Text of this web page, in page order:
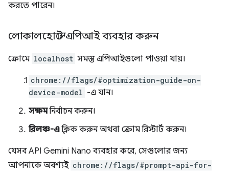
করতে পারেন।
লোকালহোস্টে এপিআই ব্যবহার করুন
ক্রোমে localhost সমস্ত এপিআইগুলো পাওয়া যায়।
chrome://flags/#optimization-guide-on-
device-model -এ যান।
সক্ষমনির্বাচন করুন।
রিলঞ্চ-এক্লিক করুন অথবা ক্রোম রিস্টার্ট করুন।
যেসব API Gemini Nano ব্যবহার করে, সেগুলোর জন্য
আপনাকে অবশ্যই chrome://flags/#prompt-api-for-